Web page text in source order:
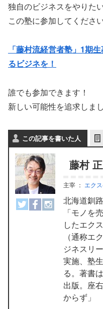
独自のビジネスをやりた
この塾に参加してくださ
「藤村流経営者塾」1期
るビジネを！
誰でも参加できます！
新しい可能性を追求しま
この記事を書いた人
藤村
主宰 ： エク
北海道釧
「モノを
したエク
（通称エ
ジネスリ
実施、塾
る。著書
出版。座
からず」